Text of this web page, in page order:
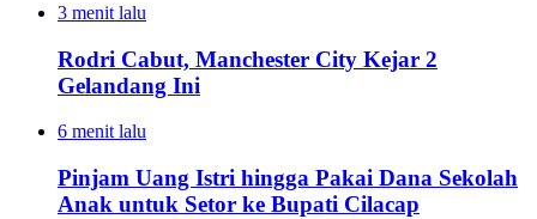
3 menit lalu
Rodri Cabut, Manchester City Kejar 2
Gelandang Ini
6 menit lalu
Pinjam Uang Istri hingga Pakai Dana Sekolah
Anak untuk Setor ke Bupati Cilacap